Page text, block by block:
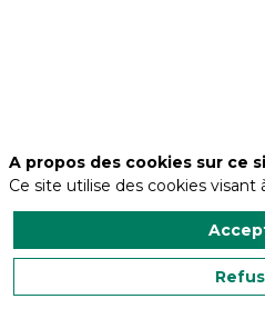
A propos des cookies sur ce
Ce site utilise des cookies